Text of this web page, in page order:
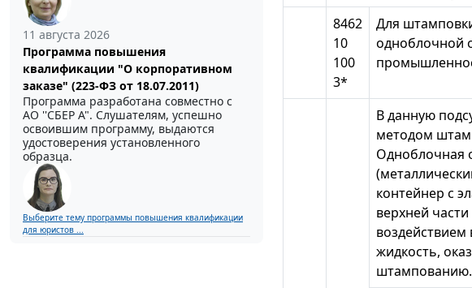
11 августа 2026
Программа повышения
квалификации "О корпоративном
заказе" (223-ФЗ от 18.07.2011)
Программа разработана совместно с
АО ''СБЕР А". Слушателям, успешно
освоившим программу, выдаются
удостоверения установленного
образца.
Выберите тему программы повышения квалификации
для юристов ...
8462
10
100
3*
Для
одноблочной
В данную
методом
Одноблочная
контейнер с
верхней
воздействием
жидкость,
штампованию.